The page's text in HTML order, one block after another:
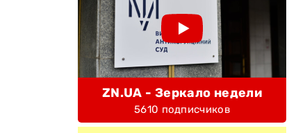
ZN.UA - Зеркало недели
5610 подписчиков